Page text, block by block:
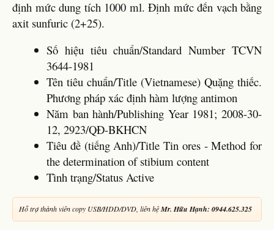
định mức dung tích 1000 ml. Định mức đến vạch bằng
axit sunfuric (2+25).
Số hiệu tiêu chuẩn/Standard Number TCVN
3644-1981
Tên tiêu chuẩn/Title (Vietnamese) Quặng thiếc.
Phương pháp xác định hàm lượng antimon
Năm ban hành/Publishing Year 1981; 2008-30-
12, 2923/QĐ-BKHCN
Tiêu đề (tiếng Anh)/Title Tin ores - Method for
the determination of stibium content
Tình trạng/Status Active
Hỗ trợ thành viên copy USB/HDD/DVD, liên hệMr. Hữu Hạnh: 0944.625.325